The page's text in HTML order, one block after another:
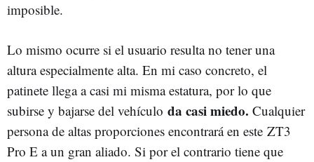
imposible.
Lo mismo ocurre si el usuario resulta no tener una
altura especialmente alta. En mi caso concreto, el
patinete llega a casi mi misma estatura, por lo que
subirse y bajarse del vehículo da casi miedo. Cualquier
persona de altas proporciones encontrará en este ZT3
Pro E a un gran aliado. Si por el contrario tiene que